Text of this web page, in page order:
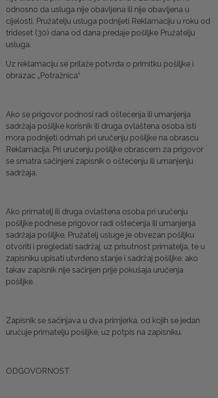
odnosno da usluga nije obavljena ili nije obavljena u
cijelosti, Pružatelju usluga podnijeti Reklamaciju u roku od
trideset (30) dana od dana predaje pošiljke Pružatelju
usluga.
Uz reklamaciju se prilaže potvrda o primitku pošiljke i
obrazac „Potražnica“
Ako se prigovor podnosi radi oštećenja ili umanjenja
sadržaja pošiljke korisnik ili druga ovlaštena osoba isti
mora podnijeti odmah pri uručenju pošiljke na obrascu
Reklamacija. Pri uručenju pošiljke obrascem za prigovor
se smatra sačinjeni zapisnik o oštećenju ili umanjenju
sadržaja.
Ako primatelj ili druga ovlaštena osoba pri uručenju
pošiljke podnese prigovor radi oštećenja ili umanjenja
sadržaja pošiljke, Pružatelj usluge je obvezan pošiljku
otvoriti i pregledati sadržaj, uz prisutnost primatelja, te u
zapisniku upisati utvrđeno stanje i sadržaj pošiljke, ako
takav zapisnik nije sačinjen prije pokušaja uručenja
pošiljke.
Zapisnik se sačinjava u dva primjerka, od kojih se jedan
uručuje primatelju pošiljke, uz potpis na zapisniku.
ODGOVORNOST